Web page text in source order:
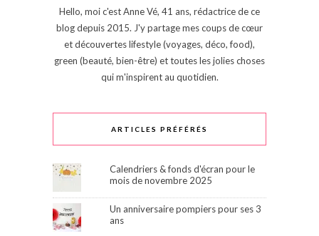
Hello, moi c'est Anne Vé, 41 ans, rédactrice de ce
blog depuis 2015. J'y partage mes coups de cœur
et découvertes lifestyle (voyages, déco, food),
green (beauté, bien-être) et toutes les jolies choses
qui m'inspirent au quotidien.
ARTICLES PRÉFÉRÉS
Calendriers & fonds d'écran pour le
mois de novembre 2025
Un anniversaire pompiers pour ses 3
ans